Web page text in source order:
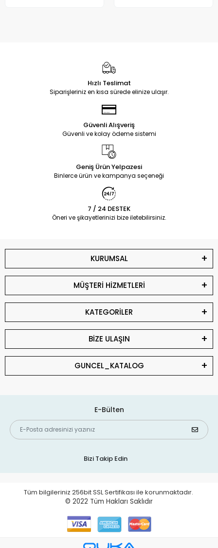
Hızlı Teslimat
Siparişleriniz en kısa sürede elinize ulaşır.
Güvenli Alışveriş
Güvenli ve kolay ödeme sistemi
Geniş Ürün Yelpazesi
Binlerce ürün ve kampanya seçeneği
7 / 24 DESTEK
Öneri ve şikayetlerinizi bize iletebilirsiniz.
KURUMSAL
MÜŞTERİ HİZMETLERİ
KATEGORİLER
BİZE ULAŞIN
GUNCEL_KATALOG
E-Bülten
Bizi Takip Edin
Tüm bilgileriniz 256bit SSL Sertifikası ile korunmaktadır.
© 2022 Tüm Hakları Saklıdır